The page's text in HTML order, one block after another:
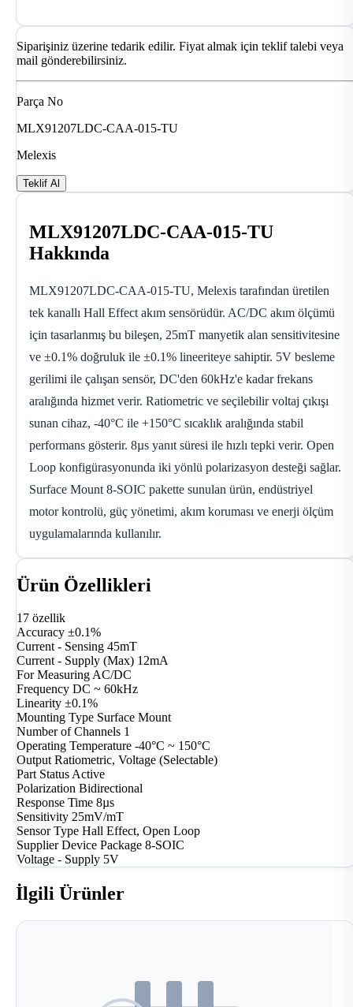
Siparişiniz üzerine tedarik edilir. Fiyat almak için teklif talebi veya
mail gönderebilirsiniz.
Parça No
MLX91207LDC-CAA-015-TU
Melexis
Teklif Al
MLX91207LDC-CAA-015-TU
Hakkında
MLX91207LDC-CAA-015-TU, Melexis tarafından üretilen
tek kanallı Hall Effect akım sensörüdür. AC/DC akım ölçümü
için tasarlanmış bu bileşen, 25mT manyetik alan sensitivitesine
ve ±0.1% doğruluk ile ±0.1% lineeriteye sahiptir. 5V besleme
gerilimi ile çalışan sensör, DC'den 60kHz'e kadar frekans
aralığında hizmet verir. Ratiometric ve seçilebilir voltaj çıkışı
sunan cihaz, -40°C ile +150°C sıcaklık aralığında stabil
performans gösterir. 8µs yanıt süresi ile hızlı tepki verir. Open
Loop konfigürasyonunda iki yönlü polarizasyon desteği sağlar.
Surface Mount 8-SOIC pakette sunulan ürün, endüstriyel
motor kontrolü, güç yönetimi, akım koruması ve enerji ölçüm
uygulamalarında kullanılır.
Ürün Özellikleri
17 özellik
Accuracy ±0.1%
Current - Sensing 45mT
Current - Supply (Max) 12mA
For MeasuringAC/DC
Frequency DC ~ 60kHz
Linearity ±0.1%
Mounting Type Surface Mount
Number of Channels 1
Operating Temperature -40°C ~ 150°C
Output Ratiometric, Voltage (Selectable)
Part StatusActive
Polarization Bidirectional
Response Time 8µs
Sensitivity 25mV/mT
Sensor Type Hall Effect, Open Loop
Supplier Device Package 8-SOIC
Voltage - Supply 5V
İlgili Ürünler